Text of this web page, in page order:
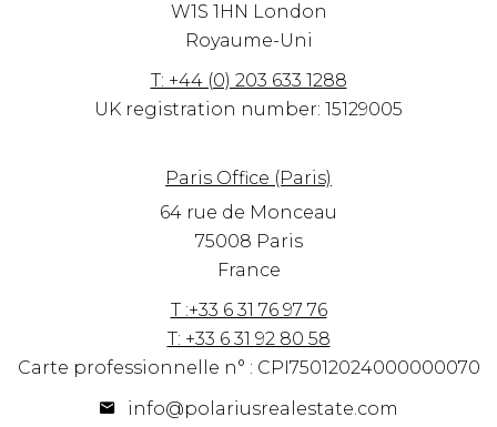
W1S 1HN London
Royaume-Uni
T: +44 (0) 203 633 1288
UK registration number: 15129005
Paris Office (Paris)
64 rue de Monceau
75008 Paris
France
T :+33 6 31 76 97 76
T: +33 6 31 92 80 58
Carte professionnelle n° : CPI75012024000000070
info@polariusrealestate.com